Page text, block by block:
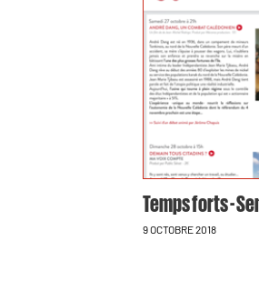
Temps forts -
9 OCTOBRE 2018